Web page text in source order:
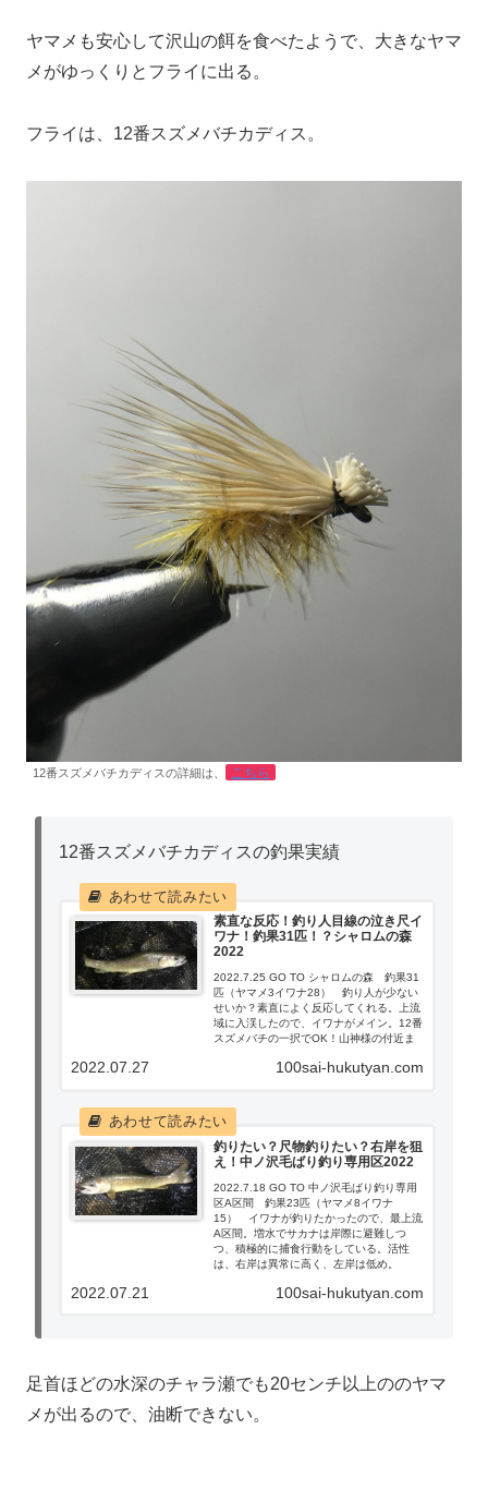
ヤマメも安心して沢山の餌を食べたようで、大きなヤマ
メがゆっくりとフライに出る。
フライは、12番スズメバチカディス。
12番スズメバチカディスの詳細は、 こちら
12番スズメバチカディスの釣果実績
素直な反応！釣り人目線の泣き尺イ
ワナ！釣果31匹！？シャロムの森
2022
2022.7.25 GO TO シャロムの森 釣果31
匹（ヤマメ3イワナ28） 釣り人が少ない
せいか？素直によく反応してくれる。上流
域に入渓したので、イワナがメイン。12番
スズメバチの一択でOK！山神様の付近ま
な感じだからサカナが守られている。
100sai-hukutyan.com
2022.07.27
釣りたい？尺物釣りたい？右岸を狙
え！中ノ沢毛ばり釣り専用区2022
2022.7.18 GO TO 中ノ沢毛ばり釣り専用
区A区間 釣果23匹（ヤマメ8イワナ
15） イワナが釣りたかったので、最上流
A区間。増水でサカナは岸際に避難しつ
つ、積極的に捕食行動をしている。活性
は、右岸は異常に高く、左岸は低め。
100sai-hukutyan.com
2022.07.21
足首ほどの水深のチャラ瀬でも20センチ以上ののヤマ
メが出るので、油断できない。